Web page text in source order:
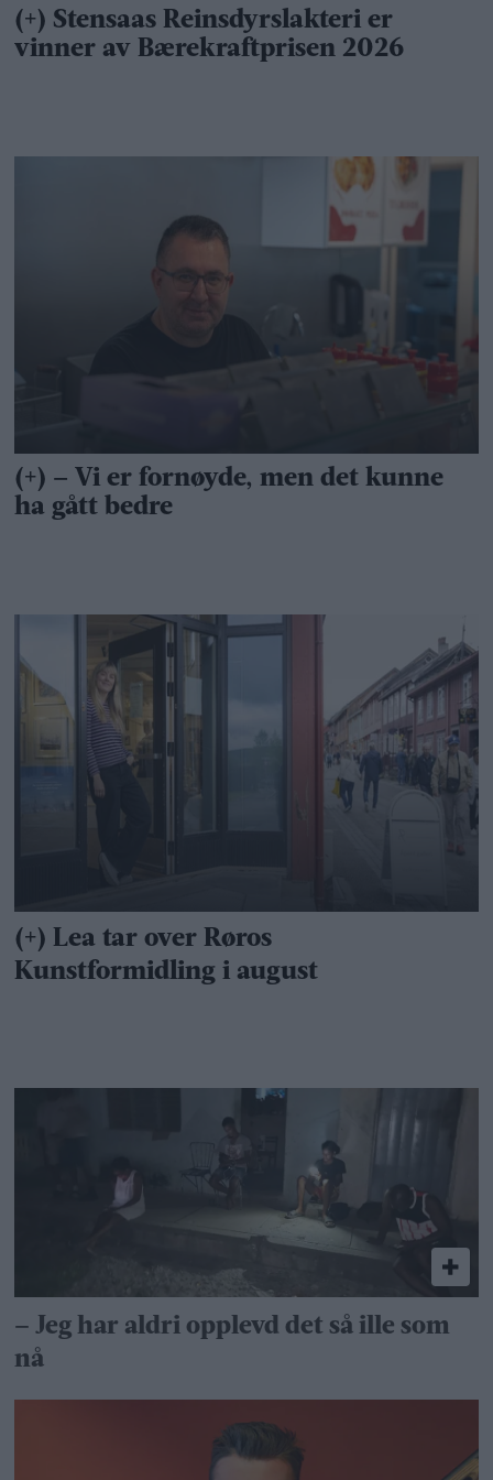
– Jeg har aldri opplevd det så ille som
nå